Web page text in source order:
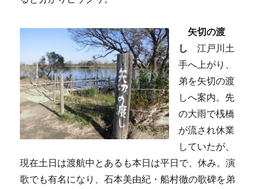
矢切の渡
し
江戸川土
手へ上がり、
弟を矢切の渡
しへ案内。先
の大雨で桟橋
が流され休業
していたが、
現在土日は渡航中とあるも本日は平日で、休み。演
歌でも有名になり、石本美由紀・船村徹の歌碑を弟